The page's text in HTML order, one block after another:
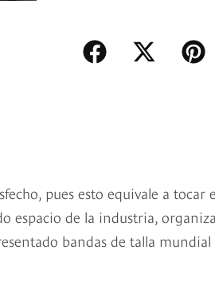
pues esto equivale a tocar
espacio de la industria,
bandas de talla mundial